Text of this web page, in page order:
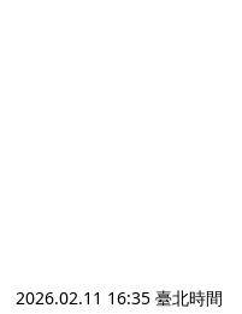
2026.02.11 16:35 臺北時間